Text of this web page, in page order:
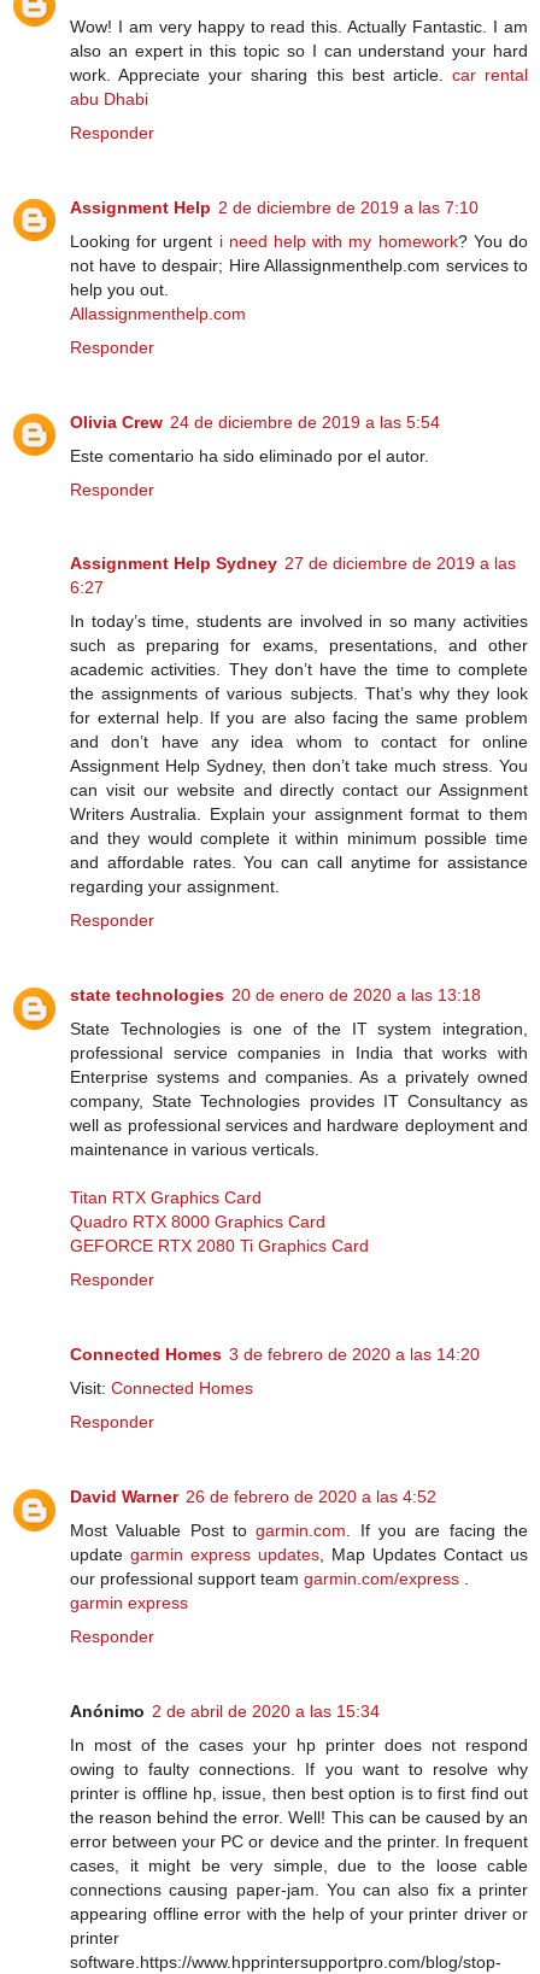
Wow! I am very happy to read this. Actually Fantastic. I am
also an expert in this topic so I can understand your hard
work. Appreciate your sharing this best article. car rental
abu Dhabi
Responder
Assignment Help 2 de diciembre de 2019 a las 7:10
Looking for urgent i need help with my homework? You do
not have to despair; Hire Allassignmenthelp.com services to
help you out.
Allassignmenthelp.com
Responder
Olivia Crew 24 de diciembre de 2019 a las 5:54
Este comentario ha sido eliminado por el autor.
Responder
Assignment Help Sydney 27 de diciembre de 2019 a las
6:27
In today’s time, students are involved in so many activities
such as preparing for exams, presentations, and other
academic activities. They don’t have the time to complete
the assignments of various subjects. That’s why they look
for external help. If you are also facing the same problem
and don’t have any idea whom to contact for online
Assignment Help Sydney, then don’t take much stress. You
can visit our website and directly contact our Assignment
Writers Australia. Explain your assignment format to them
and they would complete it within minimum possible time
and affordable rates. You can call anytime for assistance
regarding your assignment.
Responder
state technologies 20 de enero de 2020 a las 13:18
State Technologies is one of the IT system integration,
professional service companies in India that works with
Enterprise systems and companies. As a privately owned
company, State Technologies provides IT Consultancy as
well as professional services and hardware deployment and
maintenance in various verticals.
Titan RTX Graphics Card
Quadro RTX 8000 Graphics Card
GEFORCE RTX 2080 Ti Graphics Card
Responder
Connected Homes 3 de febrero de 2020 a las 14:20
Visit: Connected Homes
Responder
David Warner 26 de febrero de 2020 a las 4:52
Most Valuable Post togarmin.com. If you are facing the
update garmin express updates, Map Updates Contact us
our professional support team garmin.com/express .
garmin express
Responder
Anónimo 2 de abril de 2020 a las 15:34
In most of the cases your hp printer does not respond
owing to faulty connections. If you want to resolve why
printer is offline hp, issue, then best option is to first find out
the reason behind the error. Well! This can be caused by an
error between your PC or device and the printer. In frequent
cases, it might be very simple, due to the loose cable
connections causing paper-jam. You can also fix a printer
appearing offline error with the help of your printer driver or
printer
software.https://www.hpprintersupportpro.com/blog/stop-